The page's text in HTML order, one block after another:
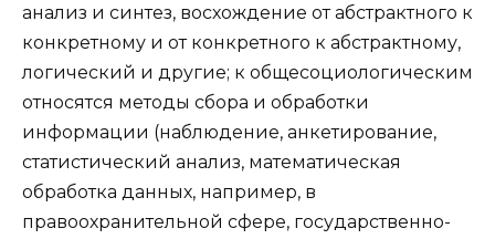
анализ и синтез, восхождение от абстрактного к
конкретному и от конкретного к абстрактному,
логический и другие; к общесоциологическим
относятся методы сбора и обработки
информации (наблюдение, анкетирование,
статистический анализ, математическая
обработка данных, например, в
правоохранительной сфере, государственно-